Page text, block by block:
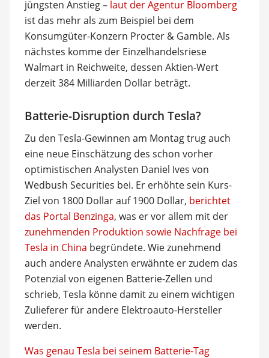
jüngsten Anstieg – laut der Agentur Bloomberg
ist das mehr als zum Beispiel bei dem
Konsumgüter-Konzern Procter & Gamble. Als
nächstes komme der Einzelhandelsriese
Walmart in Reichweite, dessen Aktien-Wert
derzeit 384 Milliarden Dollar beträgt.
Batterie-Disruption durch Tesla?
Zu den Tesla-Gewinnen am Montag trug auch
eine neue Einschätzung des schon vorher
optimistischen Analysten Daniel Ives von
Wedbush Securities bei. Er erhöhte sein Kurs-
Ziel von 1800 Dollar auf 1900 Dollar, berichtet
das Portal Benzinga, was er vor allem mit der
zunehmenden Produktion sowie Nachfrage bei
Tesla in China begründete. Wie zunehmend
auch andere Analysten erwähnte er zudem das
Potenzial von eigenen Batterie-Zellen und
schrieb, Tesla könne damit zu einem wichtigen
Zulieferer für andere Elektroauto-Hersteller
werden.
Was genau Tesla bei seinem Batterie-Tag